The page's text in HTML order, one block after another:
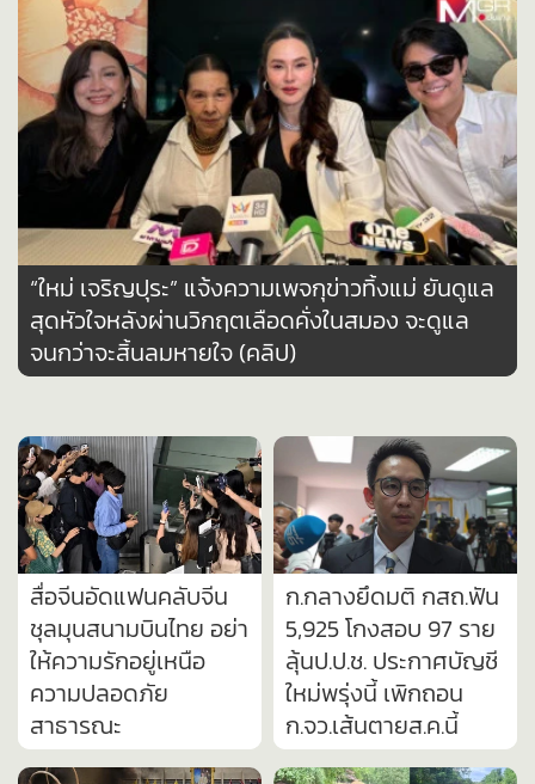
ชุมชน-คุณภาพชีวิต
อาชญากรรม
• Motoring
•
เกม
วิทยาศาสตร์
• หุ้น
อินโดจีน
กองทุนรวม
Celeb Online
• ญี่ปุ่น
• News1
• Gotomanager
“ใหม่ เจริญปุระ” แจ้งความเพจกุข่าวทิ้งแม่ ยันดูแล
สุดหัวใจหลังผ่านวิกฤตเลือดคั่งในสมอง จะดูแล
จนกว่าจะสิ้นลมหายใจ (คลิป)
สื่อจีนอัดแฟนคลับจีน
ชุลมุนสนามบินไทย อย่า
ให้ความรักอยู่เหนือ
ความปลอดภัย
สาธารณะ
ก.กลางยึดมติ กสถ.ฟัน
5,925 โกงสอบ 97 ราย
ลุ้นป.ป.ช. ประกาศบัญชี
ใหม่พรุ่งนี้ เพิกถอน
ก.จว.เส้นตายส.ค.นี้